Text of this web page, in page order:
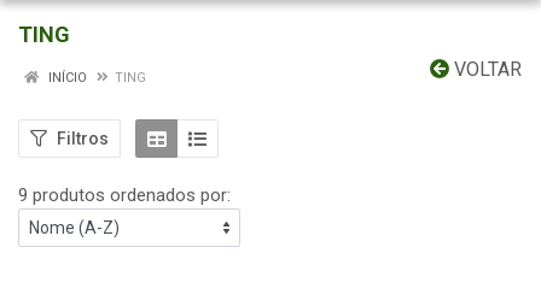
TING
VOLTAR
INÍCIO TING
Filtros
9 produtos ordenados por: